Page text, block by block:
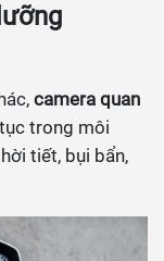
camera quan
trong môi
tiết, bụi bẩn,